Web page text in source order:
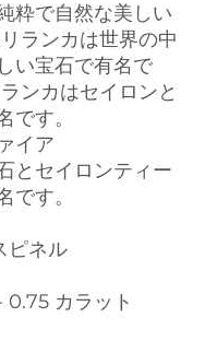
粋で自然な美しい
ランカは世界の中
い宝石で有名で
ンカはセイロンと
です。
イア
とセイロンティー
です。
ピネル
0.75 カラット